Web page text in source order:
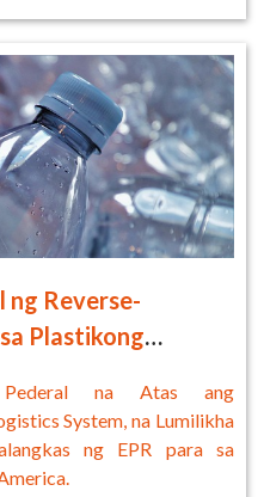
ng Reverse-
Plastikong
na Atas ang
System, na Lumilikha
ng EPR para sa